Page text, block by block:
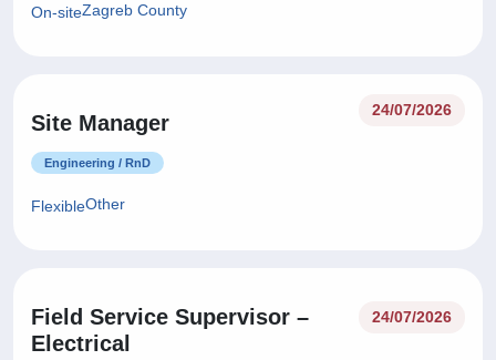
On-siteZagreb County
Site Manager
24/07/2026
Engineering / RnD
FlexibleOther
Field Service Supervisor –
Electrical
24/07/2026